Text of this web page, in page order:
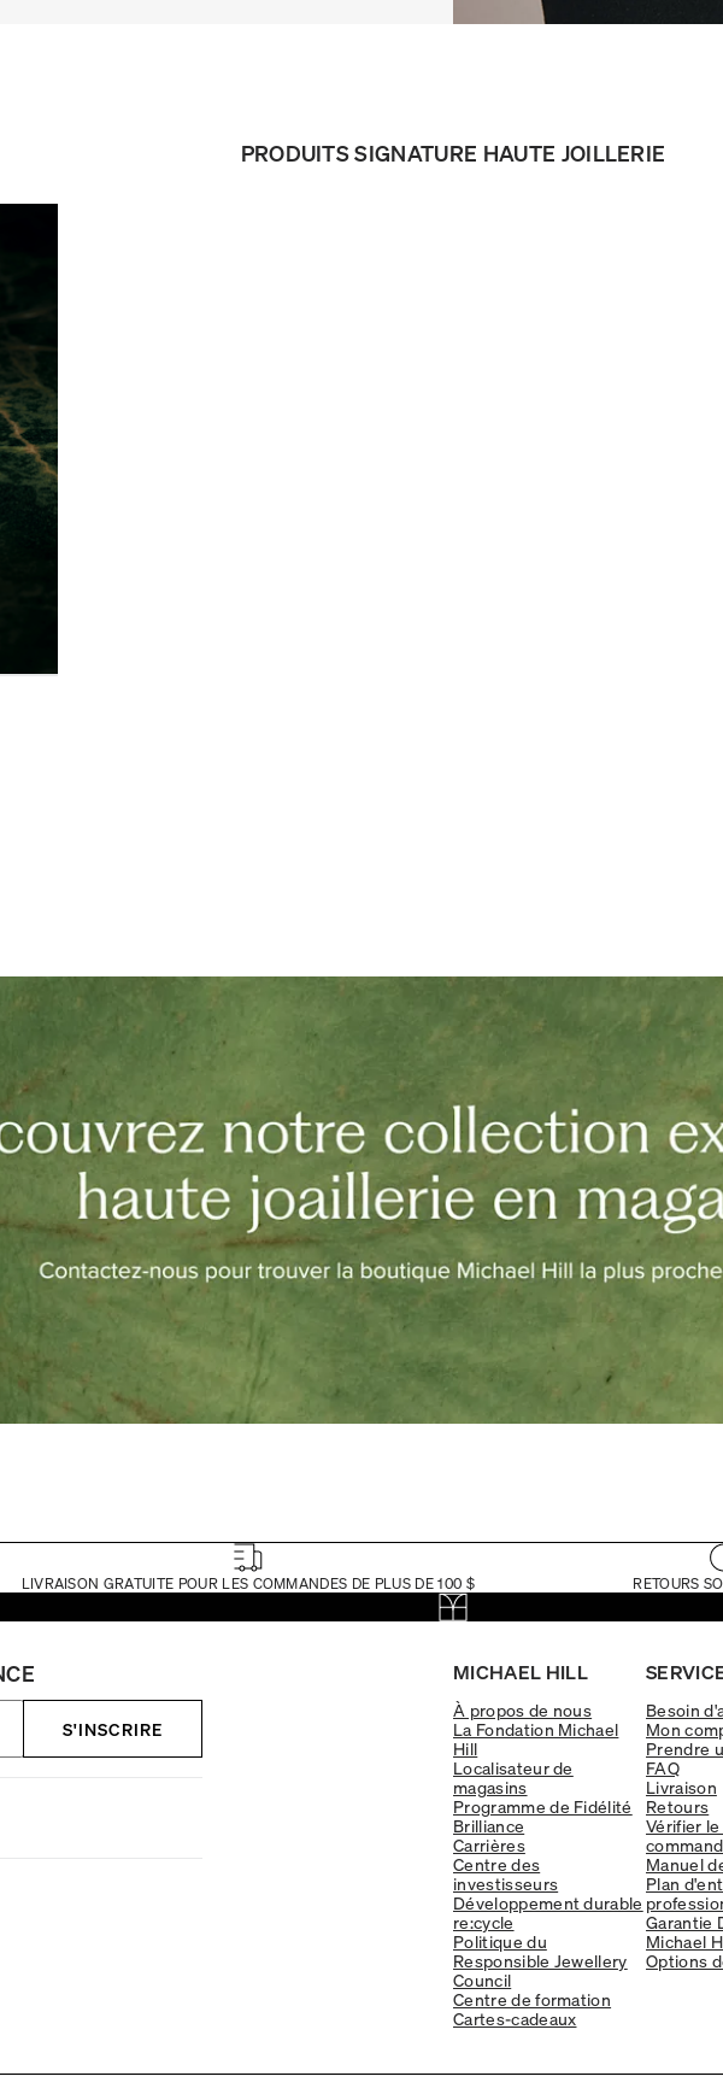
PRODUITS SIGNATURE HAUTE JOILLERIE
LIVRAISON GRATUITE POUR LES COMMANDES DE PLUS DE 100 $ RETOURS
MICHAEL HILL
À propos de nous
La Fondation Michael
Hill
Localisateur de
magasins
Programme de Fidélité
Brilliance
Carrières
Centre des
investisseurs
Développement durable
re:cycle
Politique du
Responsible Jewellery
Council
Centre de formation
Cartes-cadeaux
Besoin
Mon
Prendre
FAQ
Livraison
Retours
Vérifier
Manuel
Plan
Garantie
Michael
Options
S'INSCRIRE